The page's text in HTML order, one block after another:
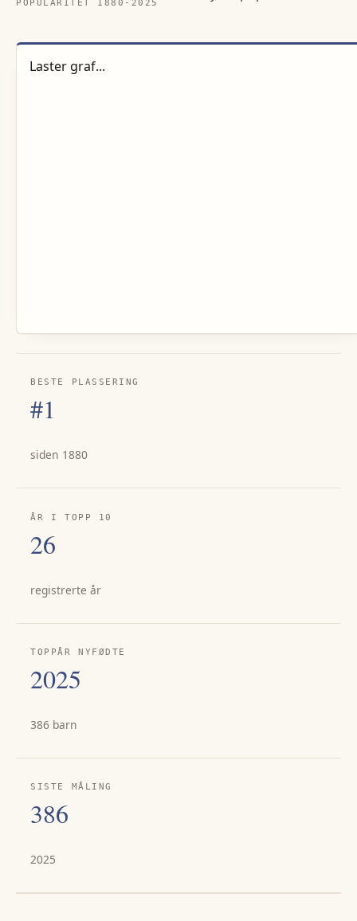
POPULARITET 1880- 2025
Laster graf...
BESTE PLASSERING
#1
siden 1880
ÅR I TOPP 10
26
registrerte år
TOPPÅR NYFØDTE
2025
386 barn
SISTE MÅLING
386
2025